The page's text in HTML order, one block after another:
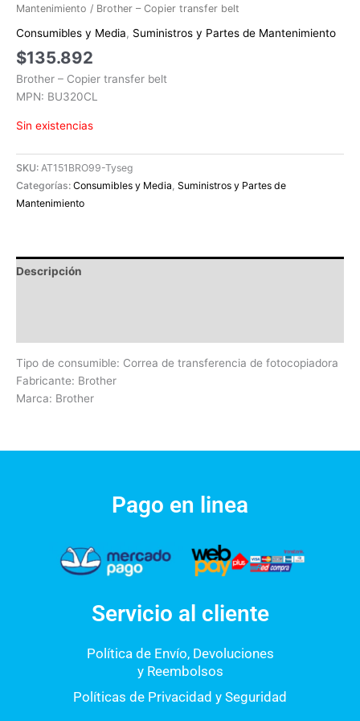
Mantenimiento / Brother – Copier transfer belt
Consumibles y Media, Suministros y Partes de Mantenimiento
$135.892
Brother – Copier transfer belt
MPN: BU320CL
Sin existencias
SKU: AT151BRO99-Tyseg
Categorías: Consumibles y Media, Suministros y Partes de
Mantenimiento
Descripción
Tipo de consumible: Correa de transferencia de fotocopiadora
Fabricante: Brother
Marca: Brother
Pago en linea
Servicio al cliente
Política de Envío, Devoluciones
y Reembolsos
Políticas de Privacidad y Seguridad